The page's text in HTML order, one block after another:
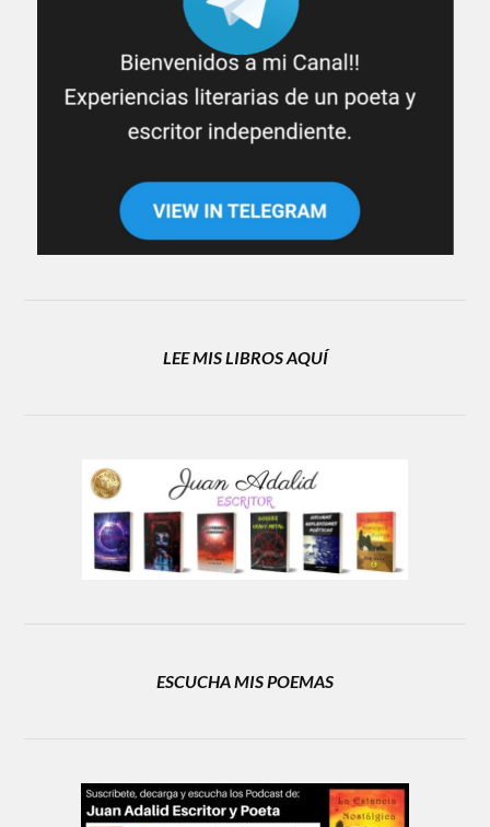
LEE MIS LIBROS AQUÍ
ESCUCHA MIS POEMAS